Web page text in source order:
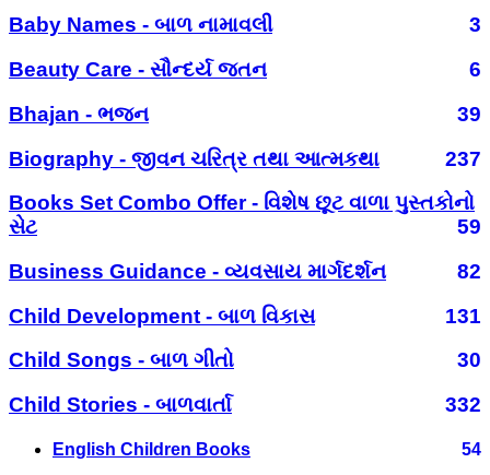
Baby Names - બાળ નામાવલી
3
Beauty Care - સૌન્દર્ય જતન
6
Bhajan - ભજન
39
Biography - જીવન ચરિત્ર તથા આત્મકથા
237
Books Set Combo Offer - વિશેષ છૂટ વાળા પુસ્તકોનો
સેટ
59
Business Guidance - વ્યવસાય માર્ગદર્શન
82
Child Development - બાળ વિકાસ
131
Child Songs - બાળ ગીતો
30
Child Stories - બાળવાર્તા
332
English Children Books 54